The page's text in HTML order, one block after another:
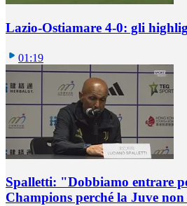
Lazio-Ostiamare 4-0: gli
01:19
Spalletti: "Dobbiamo entrare
Champions perché la Juve